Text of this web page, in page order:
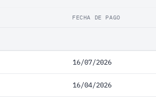
FECHA DE PAGO
16/07/2026
16/04/2026